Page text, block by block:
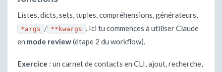
Listes, dicts, sets, tuples, compréhensions, générateurs,
*args / **kwargs . Ici tu commences à utiliser Claude
en mode review(étape 2 du workflow).
Exercice : un carnet de contacts en CLI, ajout, recherche,